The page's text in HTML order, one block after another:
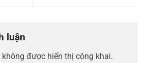
luận
không được hiển thị công khai.